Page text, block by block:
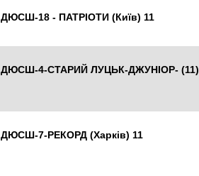
ДЮСШ-18 - ПАТРІОТИ (Київ) 11
ДЮСШ-4-СТАРИЙ ЛУЦЬК-ДЖУНІОР- (11)
ДЮСШ-7-РЕКОРД (Харків) 11